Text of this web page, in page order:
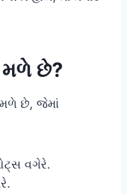
મળે છે?
મળે છે, જેમાં
વગેરે.